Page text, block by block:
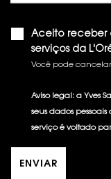
Aceito receber
serviços da
Você pode
Aviso legal: a Yves
seus dados
serviço é voltado
ENVIAR